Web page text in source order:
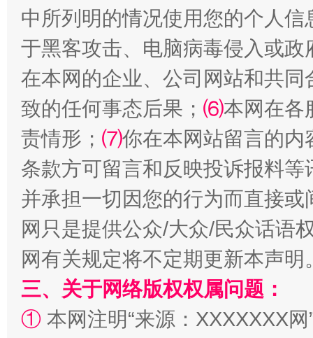
解纷+调解+退费，一次搞定
中所列明的情况使用您的个人
于黑客攻击、电脑病毒侵入或
在本网的企业、公司网站和共
致的任何事态后果； ⑹本网在各
责情形； ⑺你在本网站留言的内
条款方可留言和反映投诉报料
并承担一切因您的行为而直接
网只是提供公众/大众/民众话语
网有关规定将不定期更新本声明
三、关于网络版权权属问题：
① 本网注明“来源：XXXXXXX